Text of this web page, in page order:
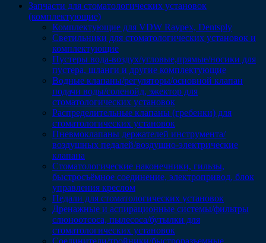
Запчасти для стоматологических установок
(комплектующие)
Комплектующие для VDW Raypex, Dentsply
Светильники для стоматологических установок и
комплектующие
Пустеры вода-воздух/угловые,прямые/носики для
пустера, шланги и другие комплектующие
Водные клапаны/регуляторы/основной клапан
подачи воды/соленойд, эжектор для
стоматологических установок
Распределительные клапаны (гребенки) для
стоматологических установок
Пневмоклапаны держателей инструмента/
воздушных педалей/воздушно-электрические
клапана
Стоматологические наконечники, гильзы,
быстросъёмное соединение, электропривод, блок
управления креслом
Педали для стоматологических установок
Дренажные и аспирационные системы/фильтры
слюноотсоса, пылесоса/бутылки для
стоматологических установок